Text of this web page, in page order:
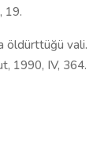
19.
öldürttüğü vali.
1990, IV, 364.